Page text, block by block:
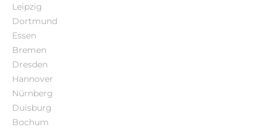
Leipzig
Dortmund
Essen
Bremen
Dresden
Hannover
Nürnberg
Duisburg
Bochum